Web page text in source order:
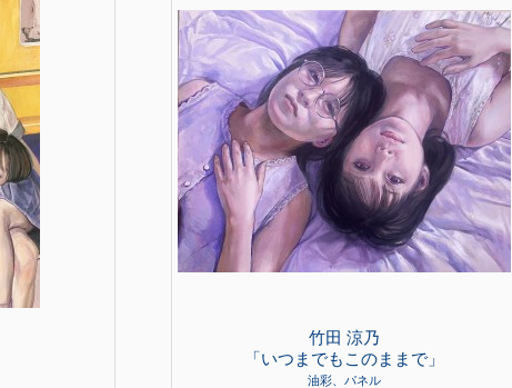
竹田 涼乃
「いつまでもこのままで」
油彩、パネル